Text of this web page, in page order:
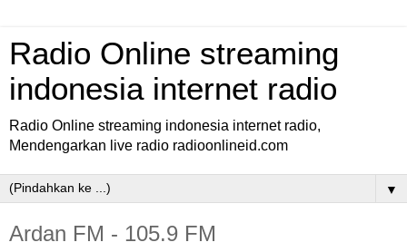
Radio Online streaming
indonesia internet radio
Radio Online streaming indonesia internet radio,
Mendengarkan live radio radioonlineid.com
▼
Ardan FM - 105.9 FM